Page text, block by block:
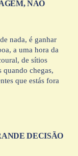
NÃO
nada, é ganhar
a uma hora da
de sítios
quando chegas,
que estás fora
DECISÃO